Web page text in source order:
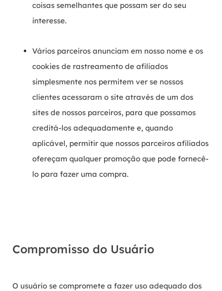
coisas semelhantes que possam ser do seu
interesse.
Vários parceiros anunciam em nosso nome e os
cookies de rastreamento de afiliados
simplesmente nos permitem ver se nossos
clientes acessaram o site através de um dos
sites de nossos parceiros, para que possamos
creditá-los adequadamente e, quando
aplicável, permitir que nossos parceiros afiliados
ofereçam qualquer promoção que pode fornecê-
lo para fazer uma compra.
Compromisso do Usuário
O usuário se compromete a fazer uso adequado dos